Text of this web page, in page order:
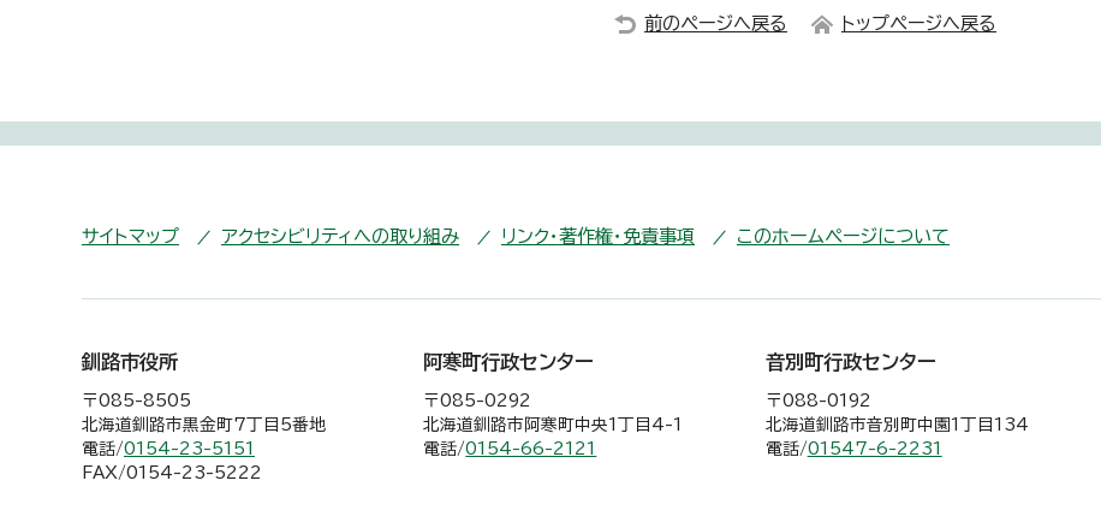
前のページへ戻る トップページへ戻る
サイトマップ アクセシビリティへの取り組み リンク・著作権・免責事項 このホームページについて
釧路市役所
〒085-8505
北海道釧路市黒金町7丁目5番地
電話/0154-23-5151
FAX/0154-23-5222
阿寒町行政センター
〒085-0292
北海道釧路市阿寒町中央1丁目4-1
電話/0154-66-2121
音別町行政センター
〒088-0192
北海道釧路市音別町中園1丁目134
電話/01547-6-2231